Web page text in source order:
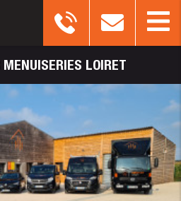
MENUISERIES LOIRET